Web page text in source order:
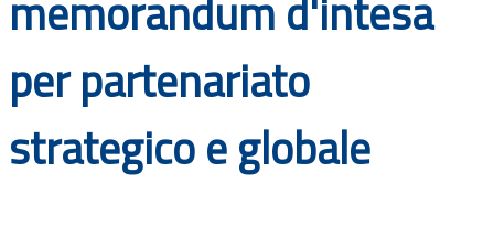
Guide
per partenariato
strategico e globale